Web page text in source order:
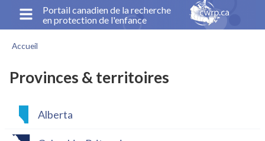
principal
Portail canadien de la recherche
en protection de l'enfance
d'Ariane
Accueil
Provinces & territoires
Alberta